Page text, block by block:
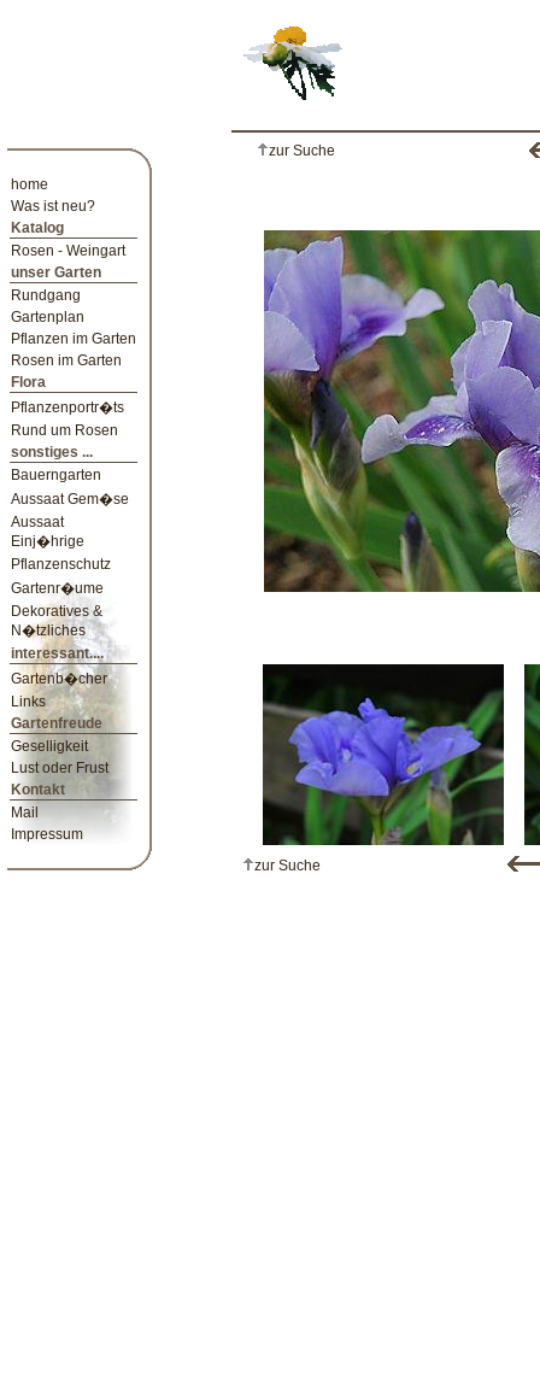
home
Was ist neu?
Katalog
Rosen - Weingart
unser Garten
Rundgang
Gartenplan
Pflanzen im Garten
Rosen im Garten
Flora
Pflanzenportr�ts
Rund um Rosen
sonstiges ...
Bauerngarten
Aussaat Gem�se
Aussaat
Einj�hrige
Pflanzenschutz
Gartenr�ume
Dekoratives &
N�tzliches
interessant....
Gartenb�cher
Links
Gartenfreude
Geselligkeit
Lust oder Frust
Kontakt
Mail
Impressum
zur Suche
zur Suche